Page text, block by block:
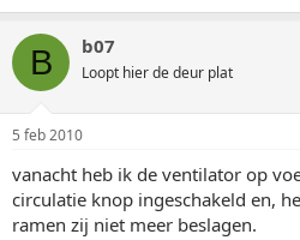
B b07
Loopt hier de deur plat
5 feb 2010
vanacht heb ik de ventilator op
circulatie knop ingeschakeld en,
ramen zij niet meer beslagen.